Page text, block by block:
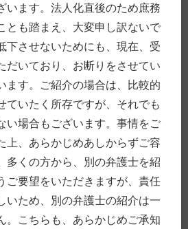
て
います。法人化直後のため庶務
とも踏まえ、大変申し訳ないで
下させないためにも、現在、受
だいており、お断りをさせてい
ます。ご紹介の場合は、比較的
ていたく所存ですが、それでも
い場合もございます。事情をご
上、あらかじめあしからずご容
多くの方から、別の弁護士を紹
ご要望をいただきますが、責任
いため、別の弁護士の紹介は一
。こちらも、あらかじめご承知